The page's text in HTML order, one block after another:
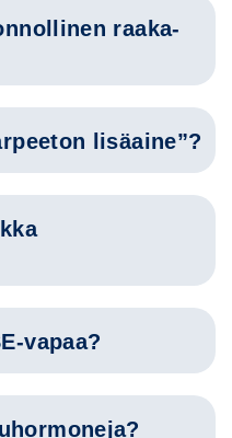
raaka-
lisäaine”?
vapaa?